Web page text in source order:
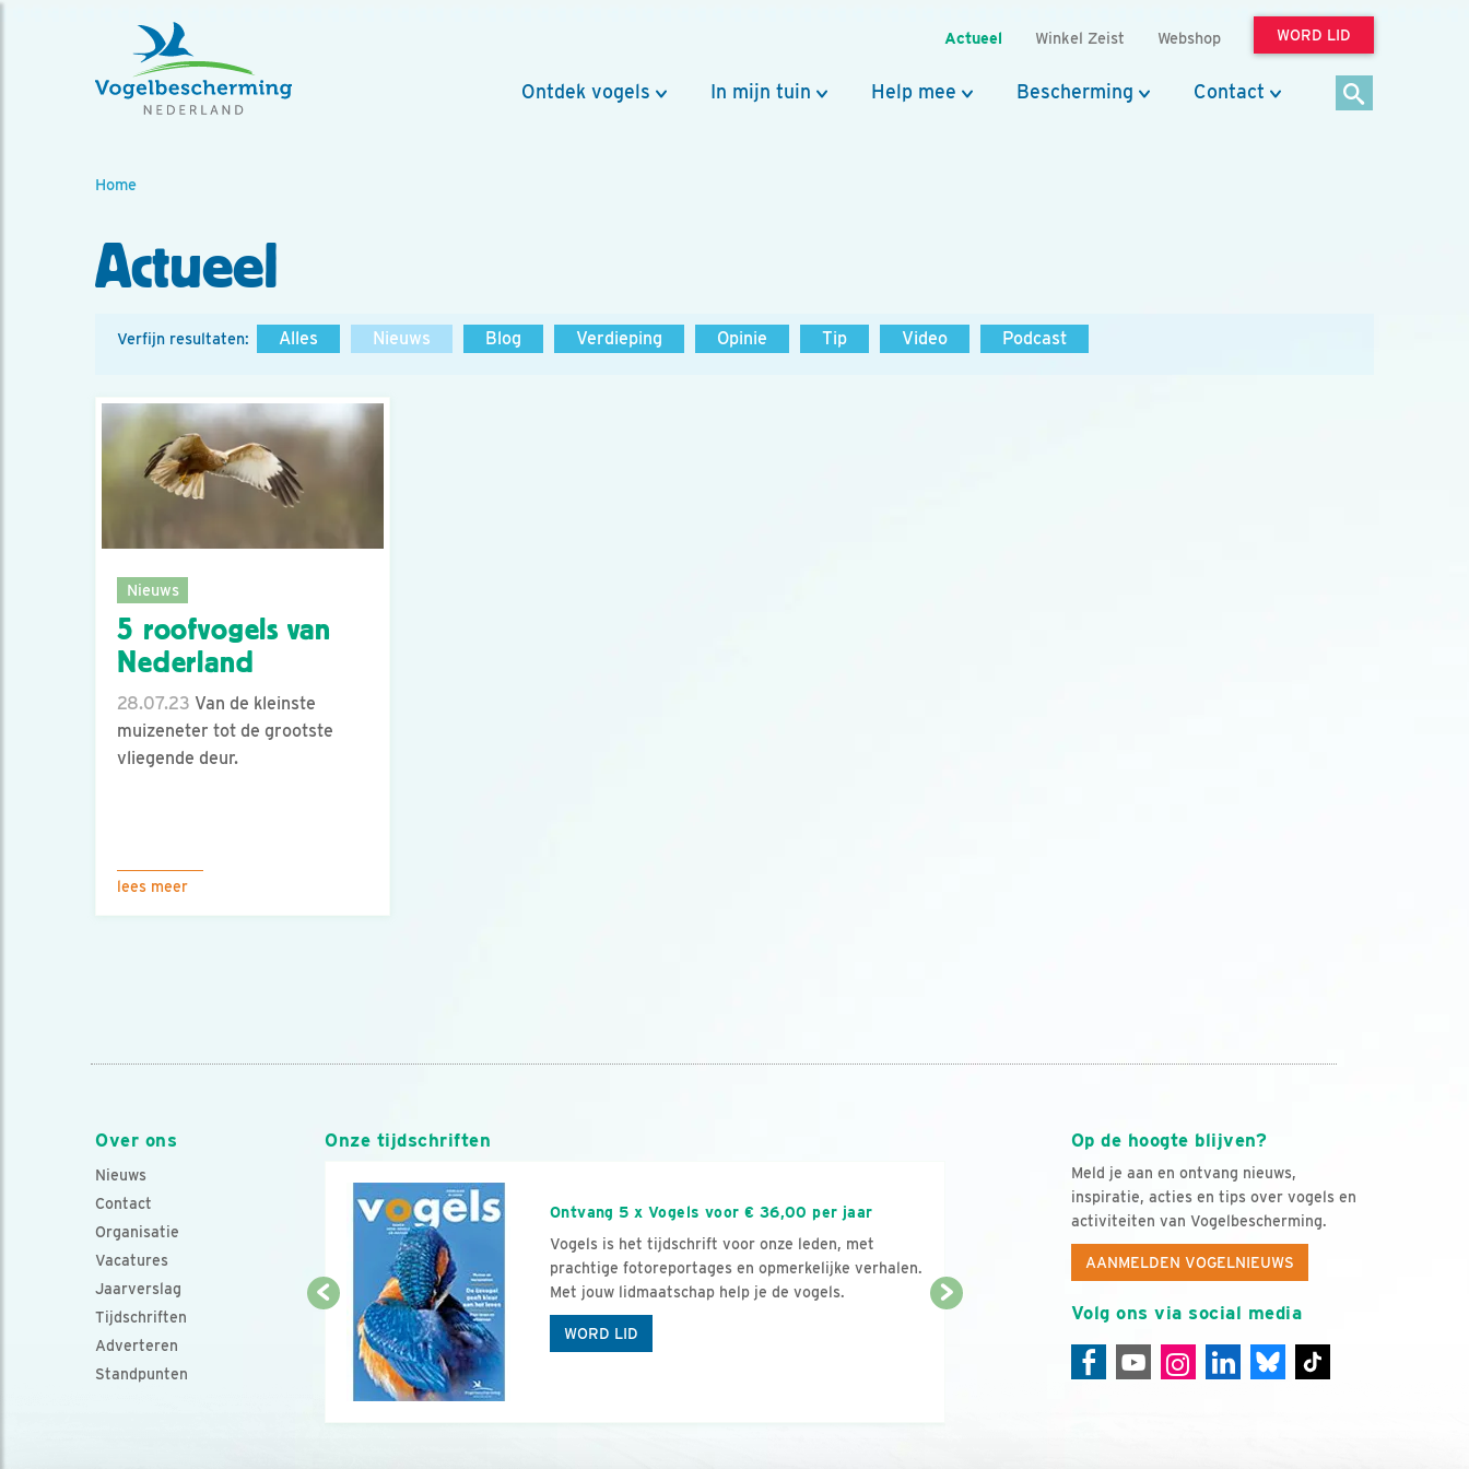
Actueel Winkel Zeist Webshop WORD LID
Ontdek vogels In mijn tuin Help mee Bescherming Contact
Home
Actueel
Verfijn resultaten: Alles Nieuws Blog Verdieping Opinie Tip Video Podcast
Nieuws
5 roofvogels van
Nederland
28.07.23 Van de kleinste
muizeneter tot de grootste
vliegende deur.
lees meer
Over ons
Nieuws
Contact
Organisatie
Vacatures
Jaarverslag
Tijdschriften
Adverteren
Standpunten
Op de hoogte blijven?
Meld je aan en ontvang nieuws,
inspiratie, acties en tips over vogels en
activiteiten van Vogelbescherming.
AANMELDEN VOGELNIEUWS
Volg ons via social media
Onze tijdschriften
Ontvang 5 x Vogels voor € 36,00 per jaar
Vogels is het tijdschrift voor onze leden, met
prachtige fotoreportages en opmerkelijke verhalen.
Met jouw lidmaatschap help je de vogels.
WORD LID